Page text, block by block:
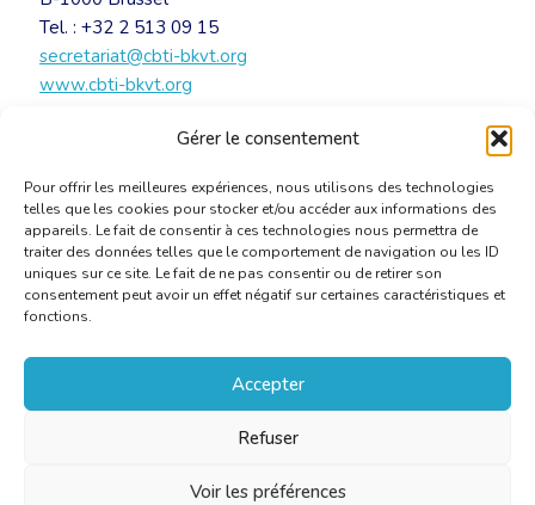
Gérer le consentement
Pour offrir les meilleures expériences, nous utilisons des technologies
telles que les cookies pour stocker et/ou accéder aux informations des
appareils. Le fait de consentir à ces technologies nous permettra de
traiter des données telles que le comportement de navigation ou les ID
uniques sur ce site. Le fait de ne pas consentir ou de retirer son
consentement peut avoir un effet négatif sur certaines caractéristiques et
fonctions.
Accepter
Refuser
Voir les préférences
Tel. : +32 2 513 09 15
secretariat@cbti-bkvt.org
www.cbti-bkvt.org
UITNODIGING – Sint-Hiëronymus BKVT 2018 [PDF]